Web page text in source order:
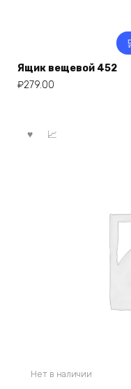
Ящик вещевой 452
₽279.00
Нет в наличии